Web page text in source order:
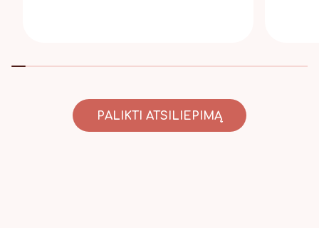
PALIKTI ATSILIEPIMĄ